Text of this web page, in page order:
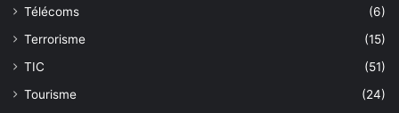
Télécoms
(6)
Terrorisme
(15)
TIC
(51)
Tourisme
(24)